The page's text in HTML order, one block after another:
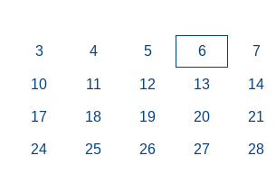
3 4 5 6 7
10 11 12 13 14
17 18 19 20 21
24 25 26 27 28